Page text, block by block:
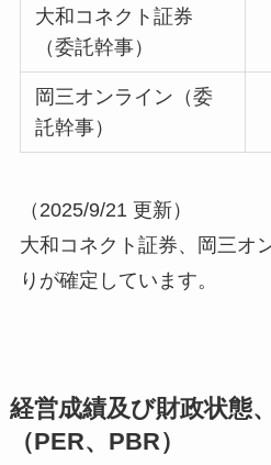
大和コネクト証券
（委託幹事）
岡三オンライン（委
託幹事）
（2025/9/21 更新）
大和コネクト証券、岡三オ
りが確定しています。
経営成績及び財政状態
（PER、PBR）